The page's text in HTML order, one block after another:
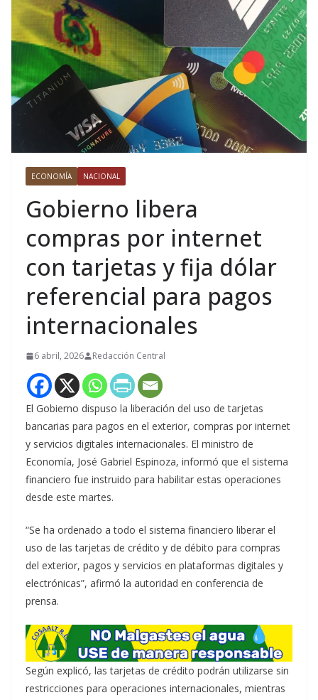
ECONOMÍA NACIONAL
Gobierno libera
compras por internet
con tarjetas y fija dólar
referencial para pagos
internacionales
6 abril, 2026 Redacción Central
El Gobierno dispuso la liberación del uso de tarjetas
bancarias para pagos en el exterior, compras por internet
y servicios digitales internacionales. El ministro de
Economía, José Gabriel Espinoza, informó que el sistema
financiero fue instruido para habilitar estas operaciones
desde este martes.
“Se ha ordenado a todo el sistema financiero liberar el
uso de las tarjetas de crédito y de débito para compras
del exterior, pagos y servicios en plataformas digitales y
electrónicas”, afirmó la autoridad en conferencia de
prensa.
Según explicó, las tarjetas de crédito podrán utilizarse sin
restricciones para operaciones internacionales, mientras